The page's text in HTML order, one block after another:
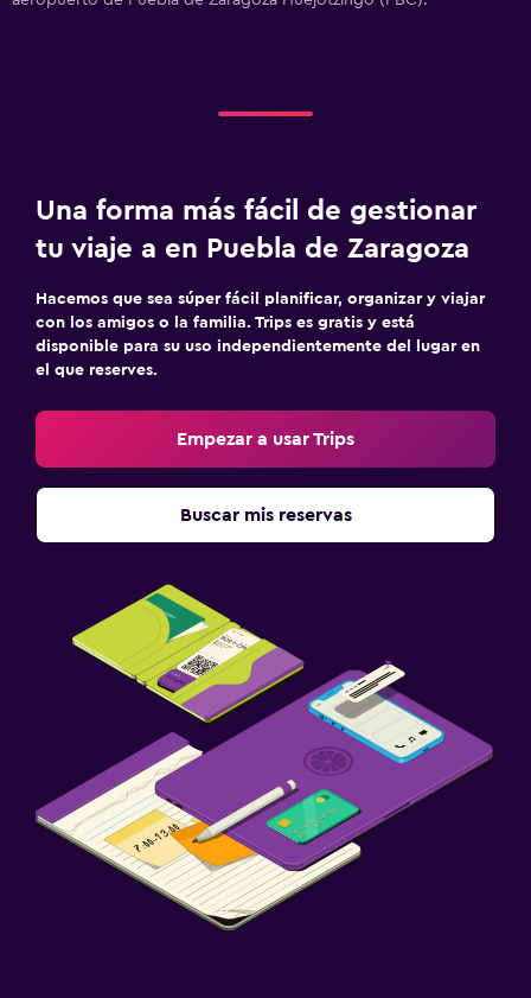
Una forma más fácil de gestionar
tu viaje a en Puebla de Zaragoza
Hacemos que sea súper fácil planificar, organizar y viajar
con los amigos o la familia. Trips es gratis y está
disponible para su uso independientemente del lugar en
el que reserves.
Empezar a usar Trips
Buscar mis reservas